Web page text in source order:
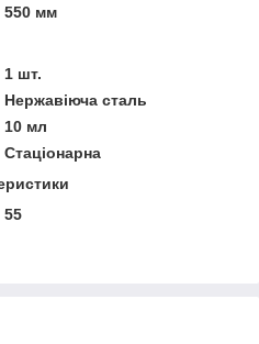
550 мм
1 шт.
Нержавіюча сталь
10 мл
Стаціонарна
55